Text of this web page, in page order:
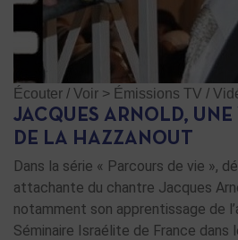
Écouter / Voir > Émissions TV /
JACQUES ARNOLD, UNE
DE LA HAZZANOUT
Dans la série « Parcours de vie »,
attachante du chantre Jacques
notamment son apprentissage de
Séminaire Israélite de France dans